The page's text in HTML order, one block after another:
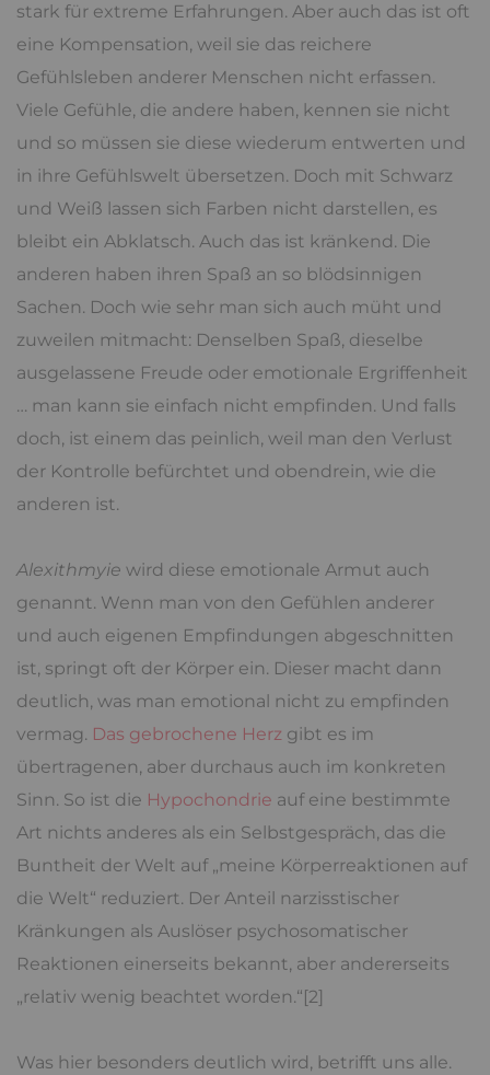
stark für extreme Erfahrungen. Aber auch das ist oft
eine Kompensation, weil sie das reichere
Gefühlsleben anderer Menschen nicht erfassen.
Viele Gefühle, die andere haben, kennen sie nicht
und so müssen sie diese wiederum entwerten und
in ihre Gefühlswelt übersetzen. Doch mit Schwarz
und Weiß lassen sich Farben nicht darstellen, es
bleibt ein Abklatsch. Auch das ist kränkend. Die
anderen haben ihren Spaß an so blödsinnigen
Sachen. Doch wie sehr man sich auch müht und
zuweilen mitmacht: Denselben Spaß, dieselbe
ausgelassene Freude oder emotionale Ergriffenheit
… man kann sie einfach nicht empfinden. Und falls
doch, ist einem das peinlich, weil man den Verlust
der Kontrolle befürchtet und obendrein, wie die
anderen ist.
Alexithmyie wird diese emotionale Armut auch
genannt. Wenn man von den Gefühlen anderer
und auch eigenen Empfindungen abgeschnitten
ist, springt oft der Körper ein. Dieser macht dann
deutlich, was man emotional nicht zu empfinden
vermag. Das gebrochene Herz gibt es im
übertragenen, aber durchaus auch im konkreten
Sinn. So ist die Hypochondrie auf eine bestimmte
Art nichts anderes als ein Selbstgespräch, das die
Buntheit der Welt auf „meine Körperreaktionen auf
die Welt“ reduziert. Der Anteil narzisstischer
Kränkungen als Auslöser psychosomatischer
Reaktionen einerseits bekannt, aber andererseits
„relativ wenig beachtet worden.“[2]
Was hier besonders deutlich wird, betrifft uns alle.